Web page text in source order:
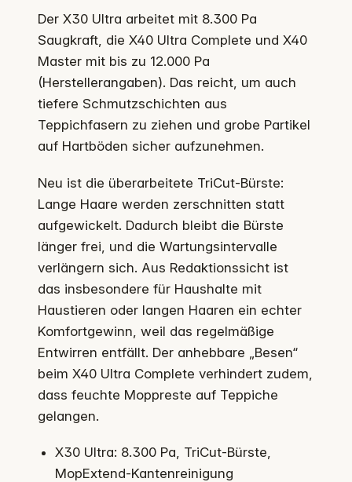
Der X30 Ultra arbeitet mit 8.300 Pa
Saugkraft, die X40 Ultra Complete und X40
Master mit bis zu 12.000 Pa
(Herstellerangaben). Das reicht, um auch
tiefere Schmutzschichten aus
Teppichfasern zu ziehen und grobe Partikel
auf Hartböden sicher aufzunehmen.
Neu ist die überarbeitete TriCut-Bürste:
Lange Haare werden zerschnitten statt
aufgewickelt. Dadurch bleibt die Bürste
länger frei, und die Wartungsintervalle
verlängern sich. Aus Redaktionssicht ist
das insbesondere für Haushalte mit
Haustieren oder langen Haaren ein echter
Komfortgewinn, weil das regelmäßige
Entwirren entfällt. Der anhebbare „Besen“
beim X40 Ultra Complete verhindert zudem,
dass feuchte Moppreste auf Teppiche
gelangen.
X30 Ultra: 8.300 Pa, TriCut-Bürste,
MopExtend-Kantenreinigung